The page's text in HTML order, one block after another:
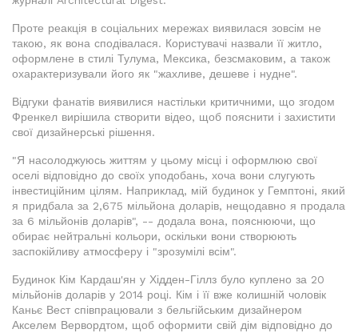
Проте реакція в соціальних мережах виявилася зовсім не
такою, як вона сподівалася. Користувачі назвали її житло,
оформлене в стилі Тулума, Мексика, безсмаковим, а також
охарактеризували його як "жахливе, дешеве і нудне".
Відгуки фанатів виявилися настільки критичними, що згодом
Френкел вирішила створити відео, щоб пояснити і захистити
свої дизайнерські рішення.
"Я насолоджуюсь життям у цьому місці і оформлюю свої
оселі відповідно до своїх уподобань, хоча вони слугують
інвестиційним цілям. Наприклад, мій будинок у Гемптоні, який
я придбала за 2,675 мільйона доларів, нещодавно я продала
за 6 мільйонів доларів", -- додала вона, пояснюючи, що
обирає нейтральні кольори, оскільки вони створюють
заспокійливу атмосферу і "зрозумілі всім".
Будинок Кім Кардаш'ян у Хідден-Гіллз було куплено за 20
мільйонів доларів у 2014 році. Кім і її вже колишній чоловік
Каньє Вест співпрацювали з бельгійським дизайнером
Акселем Вервордтом, щоб оформити свій дім відповідно до